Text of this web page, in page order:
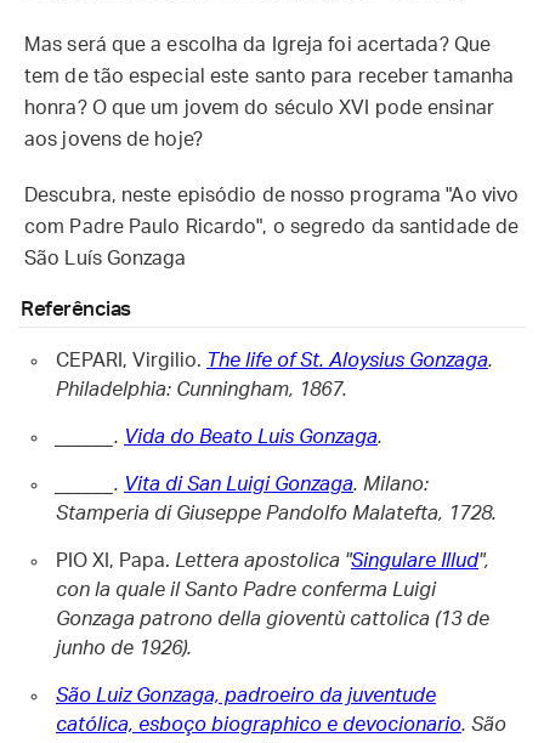
Mas será que a escolha da Igreja foi acertada? Que
tem de tão especial este santo para receber tamanha
honra? O que um jovem do século XVI pode ensinar
aos jovens de hoje?
Descubra, neste episódio de nosso programa "Ao vivo
com Padre Paulo Ricardo", o segredo da santidade de
São Luís Gonzaga
Referências
CEPARI, Virgilio. The life of St. Aloysius Gonzaga.
Philadelphia: Cunningham, 1867.
______. Vida do Beato Luis Gonzaga.
______. Vita di San Luigi Gonzaga. Milano:
Stamperia di Giuseppe Pandolfo Malatefta, 1728.
PIO XI, Papa. Lettera apostolica "Singulare Illud",
con la quale il Santo Padre conferma Luigi
Gonzaga patrono della gioventù cattolica (13 de
junho de 1926).
São Luiz Gonzaga, padroeiro da juventude
católica, esboço biographico e devocionario. São